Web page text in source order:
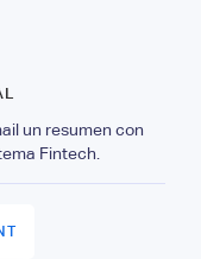
un resumen con
Fintech.